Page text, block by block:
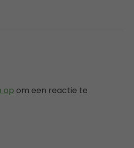
op om een reactie te